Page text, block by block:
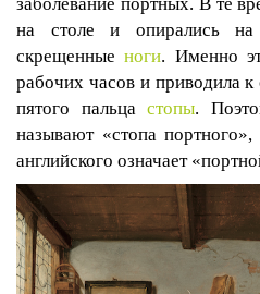
на столе и опирались
скрещенныеноги. Именно
рабочих часов и приводила
пятого пальцастопы.
называют «стопа портного»,
английского означает